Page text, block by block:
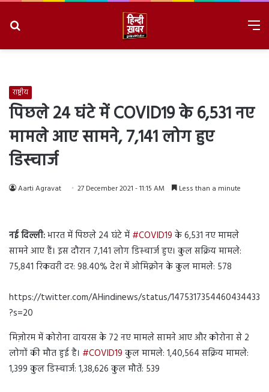
राष्ट्रीय
पिछले 24 घंटे में COVID19 के 6,531 नए
मामले आए सामने, 7,141 लोग हुए
डिस्चार्ज
Aarti Agravat 27 December 2021 - 11:15 AM Less than a minute
नई दिल्ली:भारत में पिछले 24 घंटे में #COVID19 के 6,531 नए मामले
सामने आए हैं। इस दौरान 7,141 लोग डिस्चार्ज हुए। कुल सक्रिय मामले:
75,841 रिकवरी दर: 98.40% देश में ओमिक्रोन के कुल मामले: 578
https://twitter.com/AHindinews/status/1475317354460434433
?s=20
मिज़ोरम में कोरोना वायरस के 72 नए मामले सामने आए और कोरोना से 2
लोगों की मौत हुई है। #COVID19 कुल मामले: 1,40,564 सक्रिय मामले:
1,399 कुल डिस्चार्ज: 1,38,626 कुल मौतें: 539